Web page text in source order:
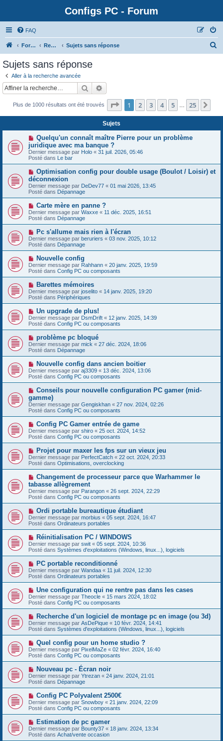
Configs PC - Forum
FAQ
Forum Rechercher Sujets sans réponse
Sujets sans réponse
Aller à la recherche avancée
Rechercher
Plus de 1000 résultats ont été trouvés Page 1sur25
1 2 3 4 5 25
Sujets
N
u
v
e
a
u
m
e
s
a
g
e
Quelqu'un connaît maître Pierre pour un problème
juridique avec ma banque ?
Dernier message par Holo « 31 juil. 2026, 05:46
Posté dans Le bar
N
o
u
v
e
a
u
m
e
s
s
a
g
e
Optimisation config pour double usage (Boulot / Loisir) et
déconnexion
Dernier message par DeDev77 « 01 mai 2026, 13:45
Posté dans Dépannage
N
o
u
v
e
a
u
m
e
s
a
g
e
Carte mère en panne ?
Dernier message par Waxxe « 11 déc. 2025, 16:51
Posté dans Dépannage
N
o
u
v
e
a
u
m
e
s
a
g
e
Pc s'allume mais rien à l'écran
Dernier message par beruriers « 03 nov. 2025, 10:12
Posté dans Dépannage
N
o
u
v
e
a
u
m
e
s
s
a
g
Nouvelle config
Dernier message par Rahhann « 20 janv. 2025, 19:59
Posté dans Config PC ou composants
N
o
u
v
e
a
u
m
e
s
s
a
g
e
Barettes mémoires
Dernier message par joselito « 14 janv. 2025, 19:20
Posté dans Périphériques
N
o
u
v
u
m
e
s
a
g
e
Un upgrade de plus!
Dernier message par DsmDrift « 12 janv. 2025, 14:39
Posté dans Config PC ou composants
N
o
u
v
e
a
u
m
e
s
s
a
g
e
problème pc bloqué
Dernier message par mick « 27 déc. 2024, 18:06
Posté dans Dépannage
N
o
u
v
a
u
m
e
s
s
g
e
Nouvelle config dans ancien boitier
Dernier message par aj3309 « 13 déc. 2024, 13:06
Posté dans Config PC ou composants
N
u
v
e
a
u
m
e
s
s
a
g
e
Conseils pour nouvelle configuration PC gamer (mid-
gamme)
Dernier message par Gengiskhan « 27 nov. 2024, 02:26
Posté dans Config PC ou composants
N
o
u
v
e
a
u
m
e
s
s
a
g
e
Config PC Gamer entrée de game
Dernier message par shiro « 25 oct. 2024, 14:52
Posté dans Config PC ou composants
N
o
u
v
a
u
m
e
s
s
g
e
Projet pour maxer les fps sur un vieux jeu
Dernier message par PerfectCatch « 22 oct. 2024, 20:33
Posté dans Optimisations, overclocking
N
o
u
v
e
a
u
m
e
s
s
a
g
e
Changement de processeur parce que Warhammer le
tabasse allègrement
Dernier message par Parangon « 26 sept. 2024, 22:29
Posté dans Config PC ou composants
N
o
u
v
e
a
u
m
e
s
a
g
e
Ordi portable bureautique étudiant
Dernier message par morbius « 05 sept. 2024, 16:47
Posté dans Ordinateurs portables
N
o
u
v
e
a
u
m
e
s
s
a
g
e
Réinitialisation PC / WINDOWS
Dernier message par swit « 05 sept. 2024, 10:36
Posté dans Systèmes d'exploitations (Windows, linux...), logiciels
N
o
u
v
e
a
u
m
e
s
a
g
e
PC portable reconditionné
Dernier message par Wandaa « 11 juil. 2024, 12:30
Posté dans Ordinateurs portables
N
o
u
v
e
a
u
m
e
s
s
a
g
e
Une configuration qui ne rentre pas dans les cases
Dernier message par Theocle « 15 mars 2024, 18:02
Posté dans Config PC ou composants
N
o
u
v
a
u
m
e
s
a
g
e
Recherche d'un logiciel de montage pc en image (ou 3d)
Dernier message par AsDePique « 10 févr. 2024, 14:41
Posté dans Systèmes d'exploitations (Windows, linux...), logiciels
N
o
u
v
e
a
u
m
e
s
s
a
g
e
Quel config pour un home studio ?
Dernier message par PixelMaZe « 02 févr. 2024, 16:40
Posté dans Config PC ou composants
N
o
u
v
a
u
m
e
s
a
g
Nouveau pc - Écran noir
Dernier message par Ytrezan « 24 janv. 2024, 21:01
Posté dans Dépannage
N
o
u
v
e
a
u
m
Config PC Polyvalent 2500€
Dernier message par Snowboy « 21 janv. 2024, 22:09
Posté dans Config PC ou composants
N
o
u
v
Estimation de pc gamer
Dernier message par Bounty37 « 18 janv. 2024, 13:34
Posté dans Achat/vente occasion